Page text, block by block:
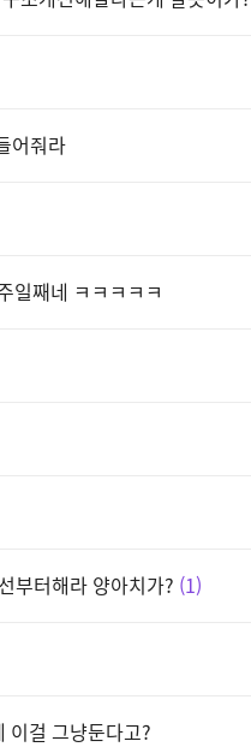
어줘라
일째네 ㅋㅋㅋㅋㅋ
부터해라 양아치가? 1
이걸 그냥둔다고?